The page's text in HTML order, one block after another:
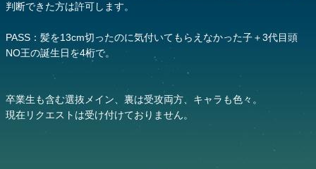
判断できた方は許可します。
PASS：髪を13cm切ったのに気付いてもらえなかった子＋3代目頭
NO王の誕生日を4桁で。
卒業生も含む選抜メイン、裏は受攻両方、キャラも色々。
現在リクエストは受け付けておりません。